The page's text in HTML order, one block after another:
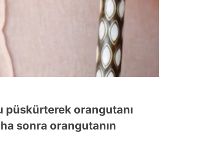
püskürterek orangutanı
sonra orangutanın